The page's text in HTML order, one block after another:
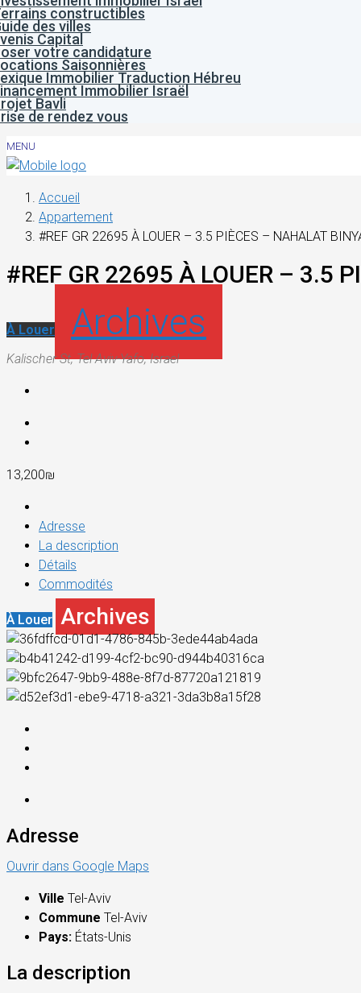
constructibles
des villes
Capital
votre candidature
Saisonnières
Immobilier Traduction Hébreu
Immobilier Israël
Bavli
de rendez vous
MENU
Accueil
Appartement
#REF GR 22695 À LOUER – 3.5 PIÈCES – NAHALAT
#REF GR 22695 À LOUER – 3.5
À Louer Archives
Kalischer St, Tel Aviv-Yafo, Israel
13,200₪
Adresse
La description
Détails
Commodités
À Louer Archives
Adresse
Ouvrir dans Google Maps
Ville Tel-Aviv
Commune Tel-Aviv
Pays: États-Unis
La description